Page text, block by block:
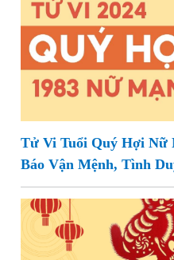
Tử Vi Tuổi Quý Hợi Nữ
Báo Vận Mệnh, Tình